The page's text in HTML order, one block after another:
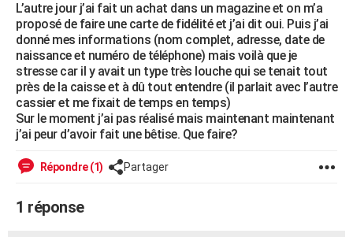
Essais
Réserver un essai
Citadines
Berlines
SUV
Forum auto
+HIGH-TECH
Mobiles
Meilleur smartphone
Internet
Ordinateurs
Jeux vidéo
Guide high-tech
+BRICOLAGE
Forum
Aménagement intérieur
Extérieur
Cuisine
Salle de bains
Jardinage
Rangement
WEEK-END
Guides de France
Escapades
Patrimoine
Expositions
Musées
Week-end nature
+LIFESTYLE
Art de vivre
Bien-être
Loisirs
Mode
Modes de vie
Alimentation
Guide de la santé
Maladies
Médicaments
Sommeil
Destinations
City break
Voyage nature
Voyage de noces
Forum
Climat
+PHOTO
L’autre jour j’ai fait un achat dans un magazine et on m’a
proposé de faire une carte de fidélité et j’ai dit oui. Puis j’ai
donné mes informations (nom complet, adresse, date de
naissance et numéro de téléphone) mais voilà que je
stresse car il y avait un type très louche qui se tenait tout
près de la caisse et à dû tout entendre (il parlait avec l’autre
cassier et me fixait de temps en temps)
Sur le moment j’ai pas réalisé mais maintenant maintenant
j’ai peur d’avoir fait une bêtise. Que faire?
Répondre (1) Partager
1 réponse